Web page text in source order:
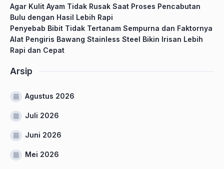
Agar Kulit Ayam Tidak Rusak Saat Proses Pencabutan
Bulu dengan Hasil Lebih Rapi
Penyebab Bibit Tidak Tertanam Sempurna dan Faktornya
Alat Pengiris Bawang Stainless Steel Bikin Irisan Lebih
Rapi dan Cepat
Arsip
Agustus 2026
Juli 2026
Juni 2026
Mei 2026